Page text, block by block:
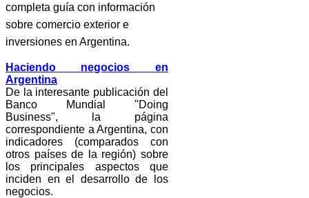
completa guía con información
sobre comercio exterior e
inversiones en Argentina.
Haciendo negocios en
Argentina
De la interesante publicación del
Banco Mundial "Doing
Business", la página
correspondiente a Argentina, con
indicadores (comparados con
otros países de la región) sobre
los principales aspectos que
inciden en el desarrollo de los
negocios.